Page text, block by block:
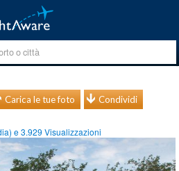
Carica le tue foto Condividi
e3.929 Visualizzazioni